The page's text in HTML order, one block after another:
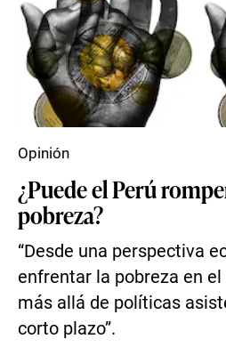
¿Puede el Perú
pobreza?
“Desde una perspectiva
enfrentar la pobreza en
más allá de políticas
corto plazo”.
Opinión